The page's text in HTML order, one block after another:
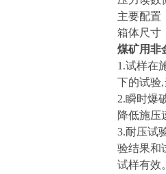
主要配置
箱体尺寸
煤矿用非
1.试样在
下的试验
2.瞬时爆
降低施压
3.耐压试
验结果和
试样有效